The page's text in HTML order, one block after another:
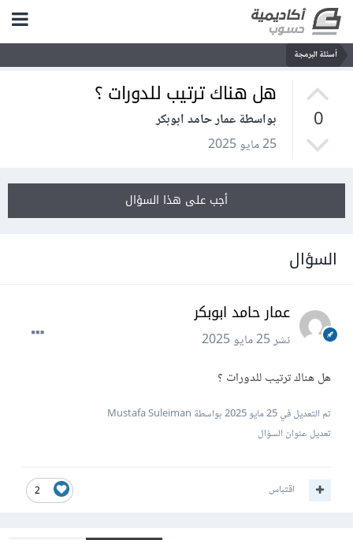
أسئلة البرمجة
0
هل هناك ترتيب للدورات ؟
بواسطة عمار حامد ابوبكر
25 مايو 2025
أجب على هذا السؤال
السؤال
عمار حامد ابوبكر
نشر25 مايو 2025
هل هناك ترتيب للدورات ؟
تم التعديل في25 مايو 2025
بواسطة Mustafa Suleiman
تعديل عنوان السؤال
2 اقتباس